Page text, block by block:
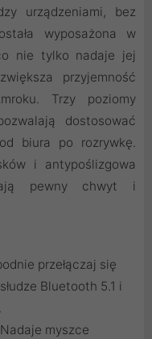
urządzeniami, bez
wyposażona w
nie tylko nadaje jej
przyjemność
Trzy poziomy
dostosować
biura po rozrywkę.
i antypoślizgowa
pewny chwyt i
przełączaj się
Bluetooth 5.1 i
myszce